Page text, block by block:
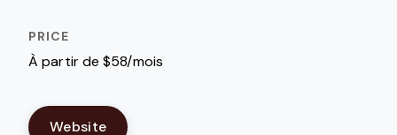
À partir de $58/mois
Website